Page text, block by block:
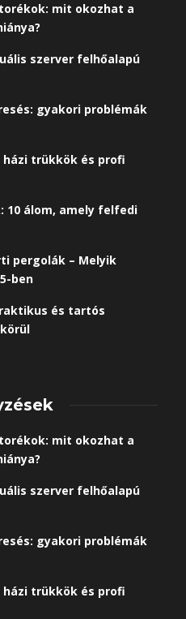
mit okozhat a
szerver felhőalapú
gyakori problémák
trükkök és profi
10 álom, amely felfedi
pergolák – Melyik
ben
és tartós
mit okozhat a
szerver felhőalapú
gyakori problémák
trükkök és profi